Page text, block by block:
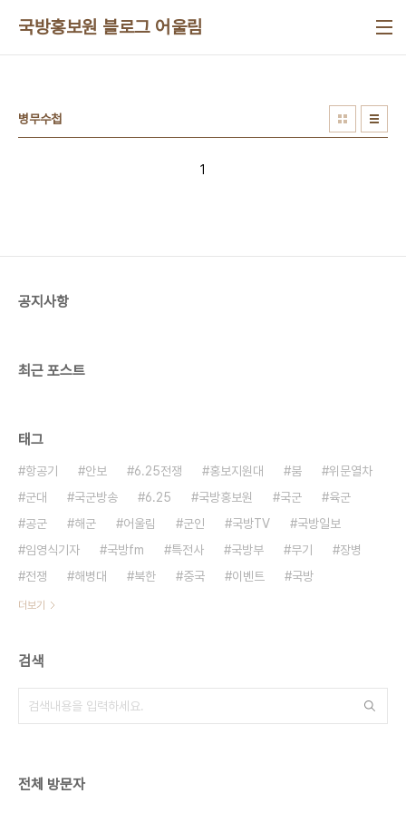
국방홍보원 블로그 어울림
병무수첩
1
공지사항
최근 포스트
태그
항공기 안보 6.25전쟁 홍보지원대 붐
위문열차
군대
국군방송 6.25 국방홍보원 국군
육군
공군
해군 어울림 군인 국방TV
국방일보
임영식기자
국방fm 특전사 국방부 무기
장병
전쟁
해병대 북한 중국 이벤트 국방
더보기
검색
전체 방문자